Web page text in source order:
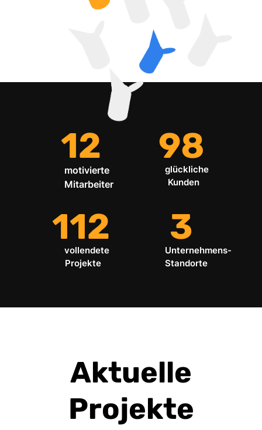
12
motivierte
Mitarbeiter
98
glückliche
Kunden
112
vollendete
Projekte
3
Unternehmens-
Standorte
Aktuelle
Projekte